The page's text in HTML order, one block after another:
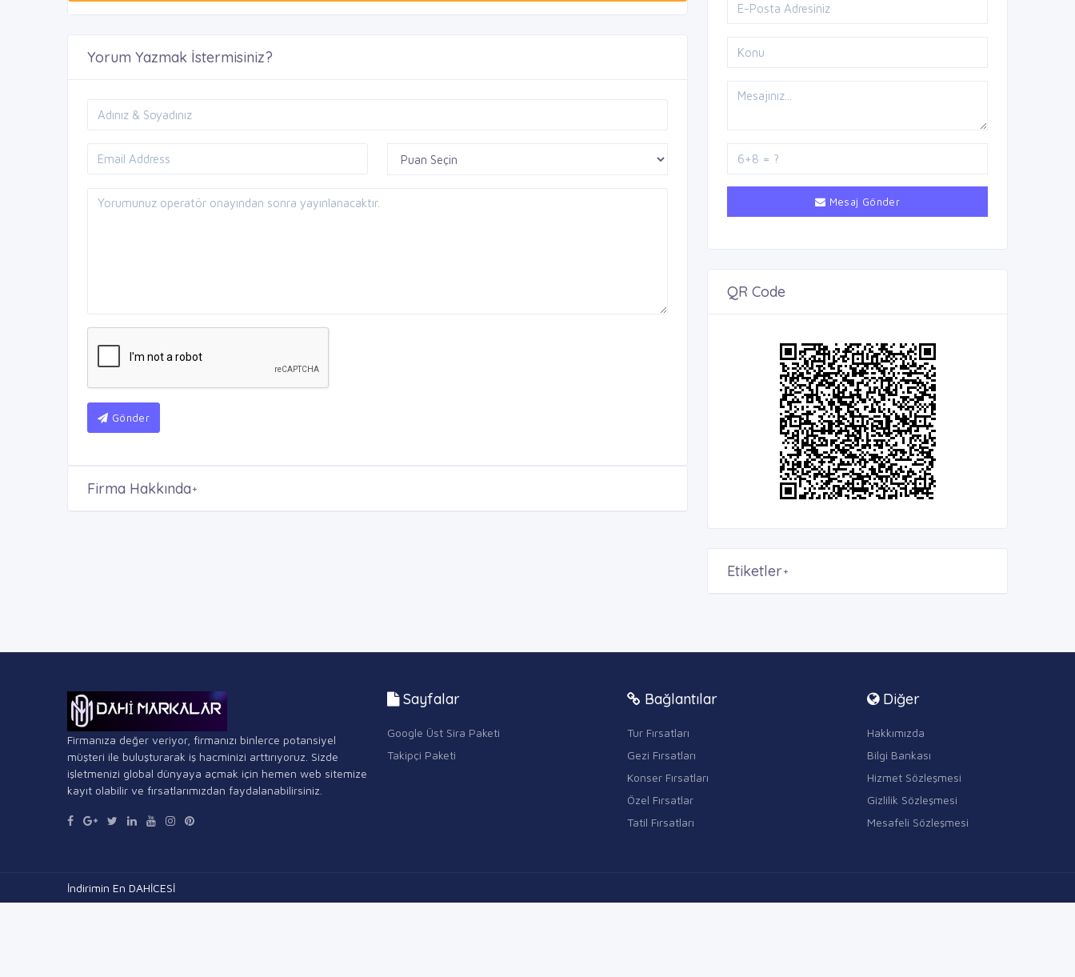
Yorum Yazmak İstermisiniz?
Gönder
Firma Hakkında+
Mesaj Gönder
QR Code
Etiketler+
Firmanıza değer veriyor, firmanızı binlerce potansiyel
müşteri ile buluşturarak iş hacminizi arttırıyoruz. Sizde
işletmenizi global dünyaya açmak için hemen web sitemize
kayıt olabilir ve fırsatlarımızdan faydalanabilirsiniz.
Sayfalar
Google Üst Sira Paketi
Takipçi Paketi
Bağlantılar
Tur Fırsatları
Gezi Fırsatları
Konser Fırsatları
Özel Fırsatlar
Tatil Fırsatları
Diğer
Hakkımızda
Bilgi Bankası
Hizmet Sözleşmesi
Gizlilik Sözleşmesi
Mesafeli Sözleşmesi
İndirimin En DAHİCESİ